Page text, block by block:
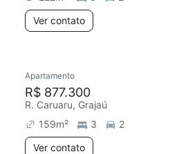
Ver contato
Apartamento
R$ 877.300
R. Caruaru, Grajaú
159m² 3
2
Ver contato